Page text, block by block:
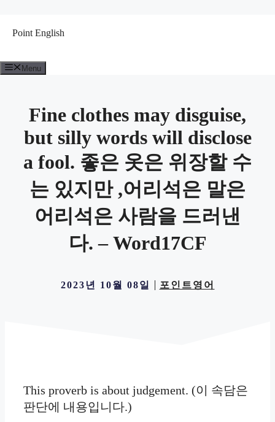
건
너
Point English
Menu
Fine clothes may disguise,
but silly words will disclose
a fool. 좋은 옷은 위장할 수
는 있지만 ,어리석은 말은
어리석은 사람을 드러낸
다. – Word17CF
2023년 10월 08일 포인트영어
This proverb is about judgement. (이 속담은
판단에 내용입니다.)